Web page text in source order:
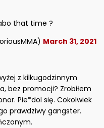
that time ?
March 31, 2021
z kilkugodzinnym
bez promocji? Zrobiłem
Pie*dol się. Cokolwiek
prawdziwy gangster.